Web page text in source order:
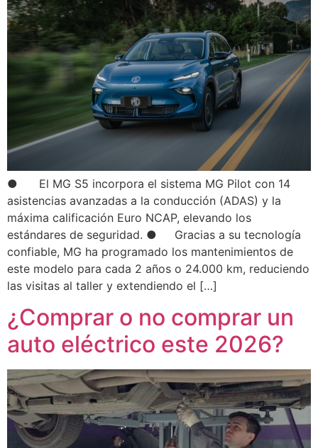
● El MG S5 incorpora el sistema MG Pilot con 14
asistencias avanzadas a la conducción (ADAS) y la
máxima calificación Euro NCAP, elevando los
estándares de seguridad. ● Gracias a su tecnología
confiable, MG ha programado los mantenimientos de
este modelo para cada 2 años o 24.000 km, reduciendo
las visitas al taller y extendiendo el […]
¿Comprar o no comprar un
auto eléctrico este 2026?